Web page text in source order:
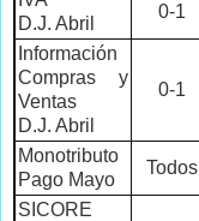
D.J. Abril
0-1
Información
Compras y
Ventas
D.J. Abril
0-1
Monotributo
Pago Mayo
Todos
SICORE